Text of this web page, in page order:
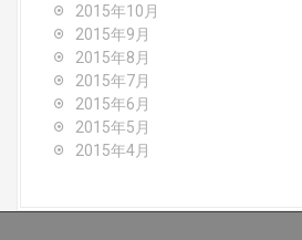
2015年10月
2015年9月
2015年8月
2015年7月
2015年6月
2015年5月
2015年4月